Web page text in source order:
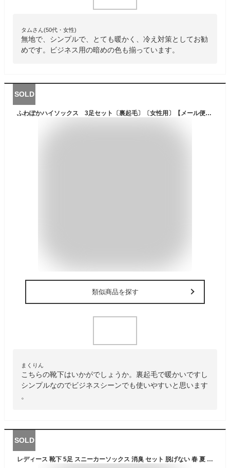
タムさん(50代・女性)
無地で、シンプルで、とても暖かく、冷え対策としてお勧
めです。ビジネス用の暗めの色も揃っています。
SOLD
ふわぽかハイソックス 3足セット〔裏起毛〕〔女性用〕【メール便可】 靴下 くつした レディース 防寒
類似商品を探す
まくりん
こちらの靴下はいかがでしょうか。裏起毛で暖かいですし
シンプルなのでビジネスシーンでも使いやすいと思います
。
SOLD
レディース 靴下 5足 スニーカーソックス 消臭 セット 脱げない 春 夏 秋 冬 かわいい おしゃれ 通勤 通学 プレゼント アンクルソックス